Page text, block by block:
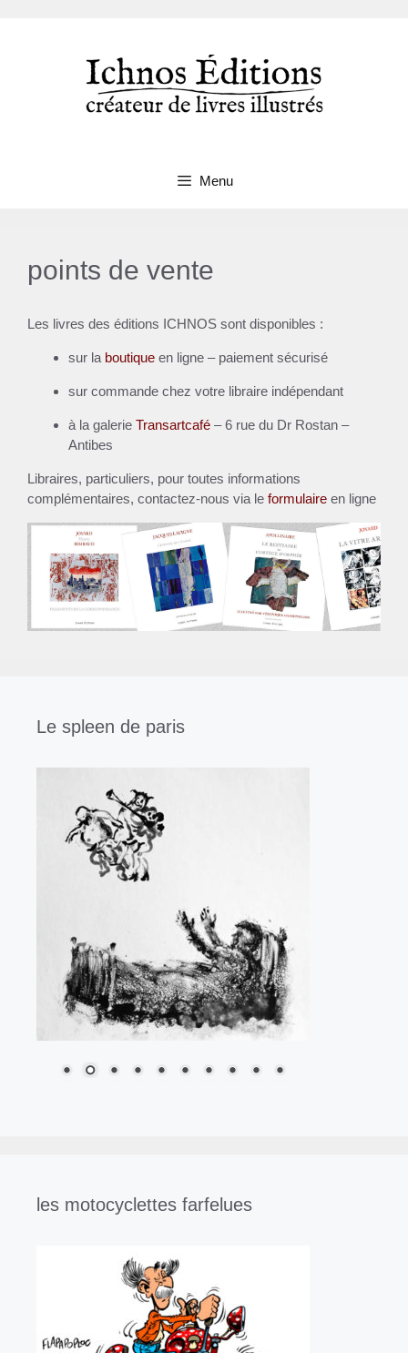
Menu
points de vente
Les livres des éditions ICHNOS sont disponibles :
sur la boutique en ligne – paiement sécurisé
sur commande chez votre libraire indépendant
à la galerie Transartcafé – 6 rue du Dr Rostan –
Antibes
Libraires, particuliers, pour toutes informations
complémentaires, contactez-nous via le formulaire en ligne
Le spleen de paris
les motocyclettes farfelues